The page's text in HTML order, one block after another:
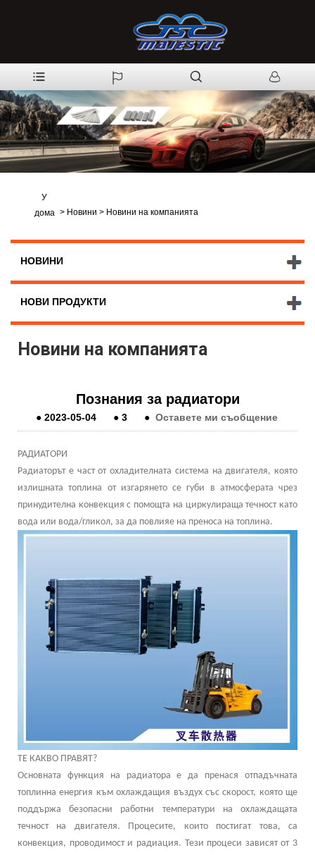
У
дома > Новини > Новини на компанията
НОВИНИ
НОВИ ПРОДУКТИ
Новини на компанията
Познания за радиатори
●2023-05-04 ●3 ● Оставете ми съобщение
РАДИАТОРИ
Радиаторът е част от охладителната система на двигателя, която
излишната топлина от изгарянето се губи в атмосферата чрез
принудителна конвекция с помощта на циркулираща течност като
вода или вода/гликол, за да повлияе на преноса на топлина.
ТЕ КАКВО ПРАВЯТ?
Основната функция на радиатора е да пренася отпадъчната
топлинна енергия към охлаждащия въздух със скорост, която ще
поддържа безопасни работни температури на охлаждащата
течност на двигателя. Процесите, които постигат това, са
конвекция, проводимост и радиация. Тези процеси зависят от 3